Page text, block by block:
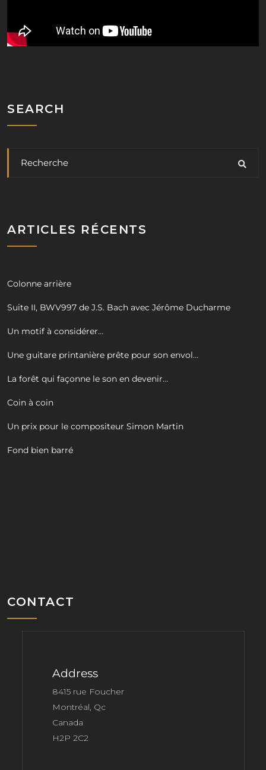
SEARCH
ARTICLES RÉCENTS
Colonne arrière
Suite II, BWV997 de J.S. Bach avec Jérôme Ducharme
Un motif à considérer…
Une guitare printanière prête pour son envol…
La forêt qui façonne le son en devenir…
Coin à coin
Un prix pour le compositeur Simon Martin
Fond bien barré
CONTACT
Address
8415 rue Foucher
Montréal, Qc
Canada
H2P 2C2